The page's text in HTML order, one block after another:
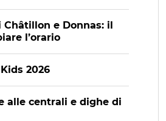
e Donnas: il
l’orario
2026
alle centrali e dighe di